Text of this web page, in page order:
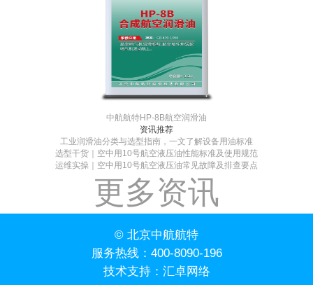
中航航特HP-8B航空润滑油
资讯推荐
工业润滑油分类与选型指南，一文了解设备用油标准
选型干货｜空中用10号航空液压油性能标准及使用规范
运维实操｜空中用10号航空液压油常见故障及排查要点
更多资讯
© 北京中航航特
服务热线： 400-8090-196
技术支持： 汇卓网络